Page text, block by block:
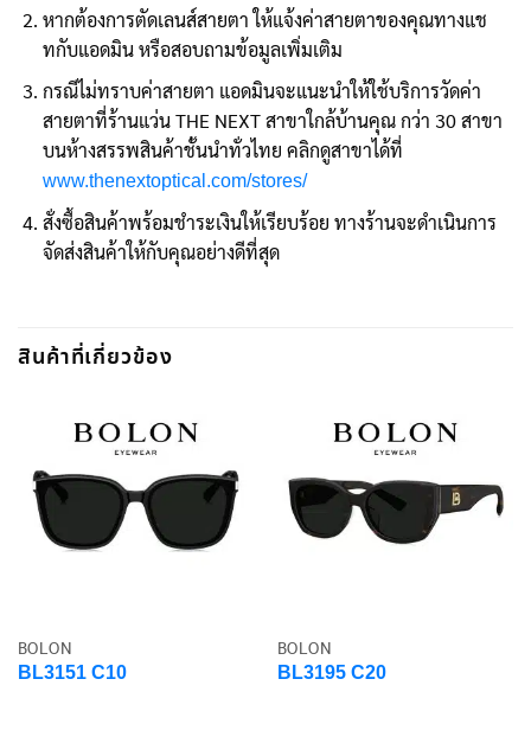
หากต้องการตัดเลนส์สายตา ให้แจ้งค่าสายตาของคุณทางแช
ทกับแอดมิน หรือสอบถามข้อมูลเพิ่มเติม
กรณีไม่ทราบค่าสายตา แอดมินจะแนะนำให้ใช้บริการวัดค่า
สายตาที่ร้านแว่น THE NEXT สาขาใกล้บ้านคุณ กว่า 30 สาขา
บนห้างสรรพสินค้าชั้นนำทั่วไทย คลิกดูสาขาได้ที่
www.thenextoptical.com/stores/
สั่งซื้อสินค้าพร้อมชำระเงินให้เรียบร้อย ทางร้านจะดำเนินการ
จัดส่งสินค้าให้กับคุณอย่างดีที่สุด
สินค้าที่เกี่ยวข้อง
BOLON
BL3151 C10
BOLON
BL3195 C20